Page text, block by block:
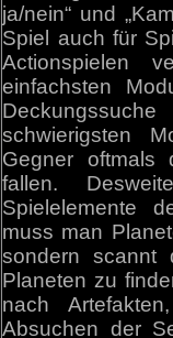
ja/nein“ und
Spiel auch für
Actionspielen
einfachsten
schwierigsten
Gegner
fallen.
Spielelemente
muss man
sondern scannt
Planeten zu
nach
Absuchen der